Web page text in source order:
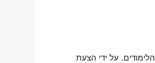
על ידי הצעת